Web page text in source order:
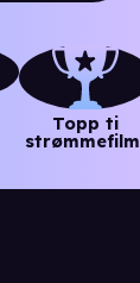
Topp ti